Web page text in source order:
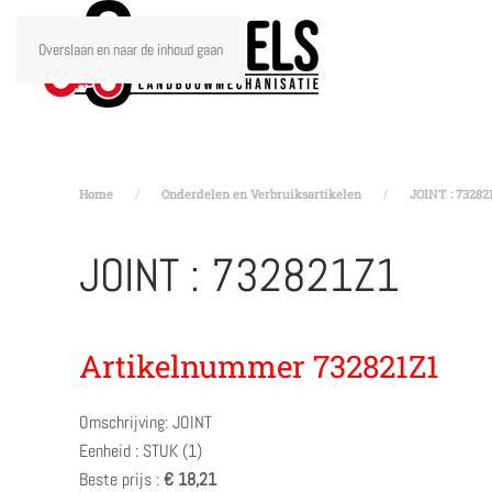
Overslaan en naar de inhoud gaan
Home Onderdelen en Verbruiksartikelen JOINT :
JOINT : 732821Z1
Artikelnummer 732821Z1
Omschrijving: JOINT
Eenheid : STUK (1)
Beste prijs :€ 18,21